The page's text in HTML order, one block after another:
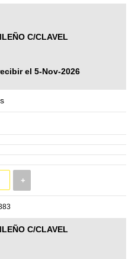
C/CLAVEL
el 5-Nov-2026
+
C/CLAVEL